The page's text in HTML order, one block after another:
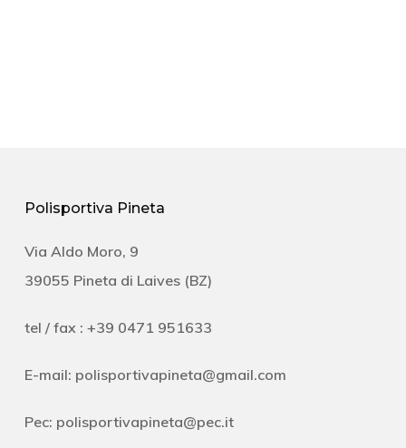
Polisportiva Pineta
Via Aldo Moro, 9
39055 Pineta di Laives (BZ)
tel / fax : +39 0471 951633
E-mail: polisportivapineta@gmail.com
Pec: polisportivapineta@pec.it